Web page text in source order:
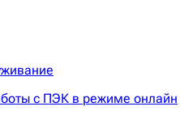
с ПЭК в режиме онлайн